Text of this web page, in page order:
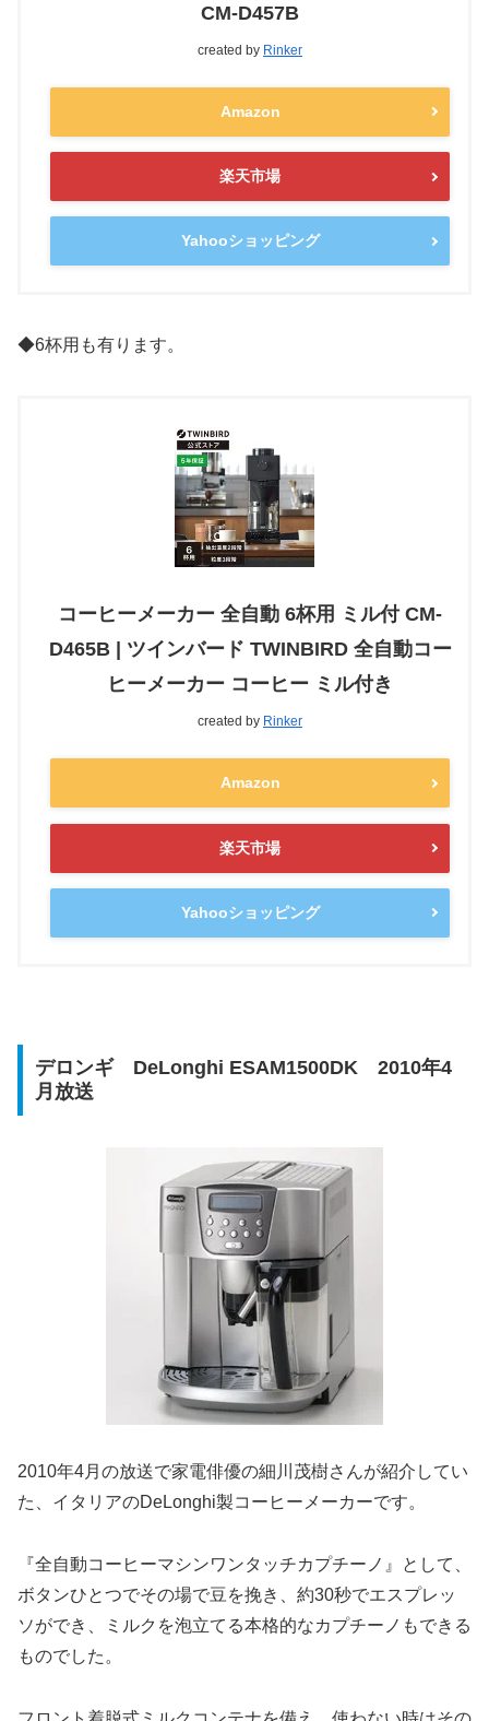
CM-D457B
created by Rinker
Amazon
楽天市場
Yahooショッピング
◆6杯用も有ります。
コーヒーメーカー 全自動 6杯用 ミル付 CM-
D465B | ツインバード TWINBIRD 全自動コー
ヒーメーカー コーヒー ミル付き
created by Rinker
Amazon
楽天市場
Yahooショッピング
デロンギ DeLonghi ESAM1500DK 2010年4
月放送
2010年4月の放送で家電俳優の細川茂樹さんが紹介してい
た、イタリアのDeLonghi製コーヒーメーカーです。
『全自動コーヒーマシンワンタッチカプチーノ』として、
ボタンひとつでその場で豆を挽き、約30秒でエスプレッ
ソができ、ミルクを泡立てる本格的なカプチーノもできる
ものでした。